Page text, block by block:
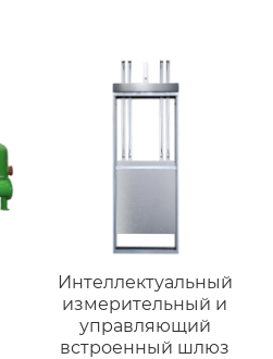
Интеллектуальный
измерительный и
управляющий
встроенный шлюз